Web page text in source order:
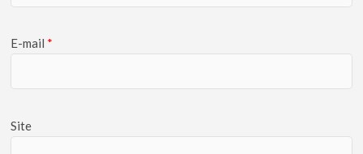
E-mail *
Site